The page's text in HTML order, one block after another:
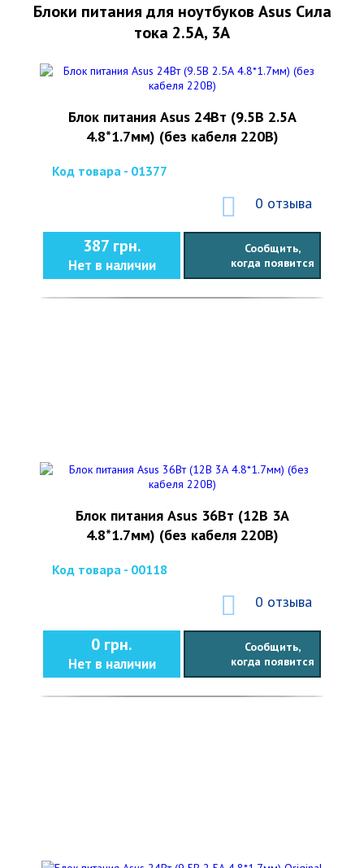
Блоки питания для ноутбуков Asus Сила
тока 2.5А, 3А
Блок питания Asus 24Вт (9.5В 2.5А
4.8*1.7мм) (без кабеля 220В)
Код товара - 01377
0 отзыва
387 грн.
Нет в наличии
Сообщить,
когда появится
Блок питания Asus 36Вт (12В 3А
4.8*1.7мм) (без кабеля 220В)
Код товара - 00118
0 отзыва
0 грн.
Нет в наличии
Сообщить,
когда появится